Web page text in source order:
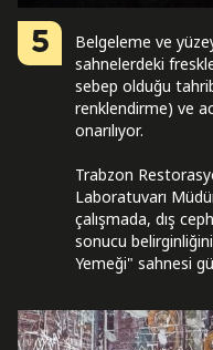
5
Belgeleme ve
sahnelerdeki
sebep olduğu
renklendirme) ve
onarılıyor.
Trabzon
Laboratuvarı
çalışmada, dış
sonucu
Yemeği" sahnesi